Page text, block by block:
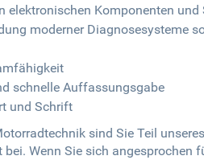
elektronischen Komponenten und
moderner Diagnosesysteme
schnelle Auffassungsgabe
und Schrift
sind Sie Teil
Wenn Sie sich angesprochen